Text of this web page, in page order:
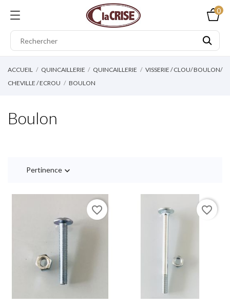
0
ACCUEIL QUINCAILLERIE QUINCAILLERIE
VISSERIE / CLOU/ BOULON/
CHEVILLE / ECROU
BOULON
Boulon
Pertinence 
favorite_border favorite_border